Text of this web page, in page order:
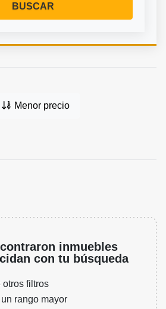
BUSCAR
Menor precio
inmuebles
con tu búsqueda
otros filtros
rango mayor